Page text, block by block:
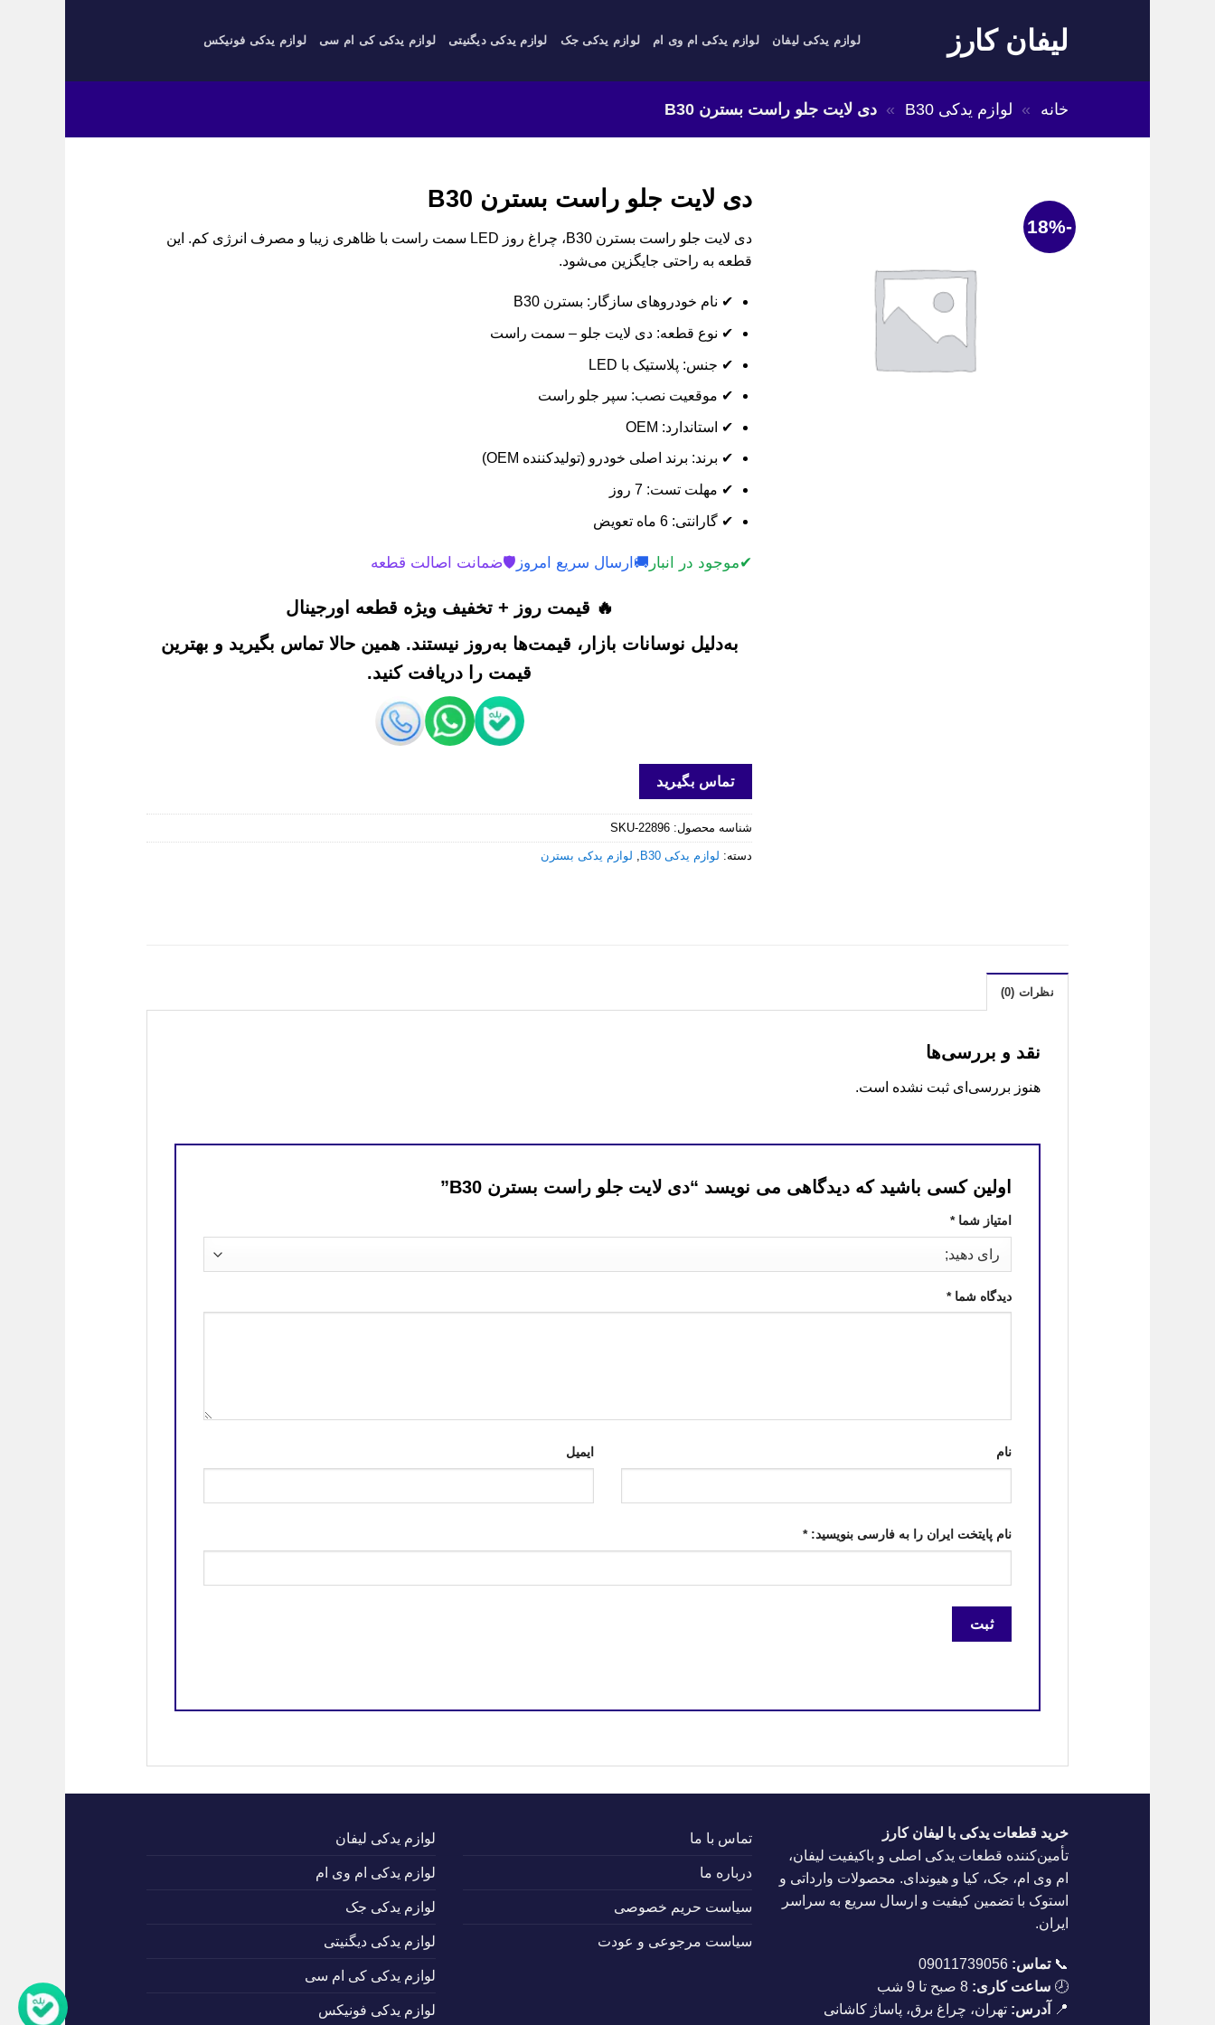
لیفان کارز لوازم یدکی لیفان لوازم یدکی ام وی ام لوازم یدکی جک لوازم یدکی دیگنیتی لوازم یدکی کی ام سی لوازم یدکی فونیکس
خانه » لوازم یدکی B30 » دی لایت جلو راست بسترن B30
-18%
دی لایت جلو راست بسترن B30
دی لایت جلو راست بسترن B30، چراغ روز LED سمت راست با ظاهری زیبا و مصرف انرژی کم. این
قطعه به راحتی جایگزین می‌شود.
✔ نام خودروهای سازگار: بسترن B30
✔ نوع قطعه: دی لایت جلو – سمت راست
✔ جنس: پلاستیک با LED
✔ موقعیت نصب: سپر جلو راست
✔ استاندارد: OEM
✔ برند: برند اصلی خودرو (تولیدکننده OEM)
✔ مهلت تست: 7 روز
✔ گارانتی: 6 ماه تعویض
✔موجود در انبار 🚚 ارسال سریع امروز 🛡️ضمانت اصالت قطعه
🔥 قیمت روز + تخفیف ویژه قطعه اورجینال
به‌دلیل نوسانات بازار، قیمت‌ها به‌روز نیستند. همین حالا تماس بگیرید و بهترین
قیمت را دریافت کنید.
تماس بگیرید
شناسه محصول: SKU-22896
دسته: لوازم یدکی B30 لوازم یدکی بسترن
نظرات (0)
نقد و بررسی‌ها
هنوز بررسی‌ای ثبت نشده است.
اولین کسی باشید که دیدگاهی می نویسد “دی لایت جلو راست بسترن B30”
امتیاز شما*
دیدگاه شما*
نام ایمیل
نام پایتخت ایران را به فارسی بنویسید:*
خرید قطعات یدکی با لیفان کارز
تأمین‌کننده قطعات یدکی اصلی و باکیفیت لیفان،
ام وی ام، جک، کیا و هیوندای. محصولات وارداتی و
استوک با تضمین کیفیت و ارسال سریع به سراسر
ایران.
📞تماس: 09011739056
🕗 ساعت کاری:
📍
آدرس: تهران، چراغ برق، پاساژ کاشانی
تماس با ما
درباره ما
سیاست حریم خصوصی
سیاست مرجوعی و عودت
لوازم یدکی لیفان
لوازم یدکی ام وی ام
لوازم یدکی جک
لوازم یدکی دیگنیتی
لوازم یدکی کی ام سی
لوازم یدکی فونیکس